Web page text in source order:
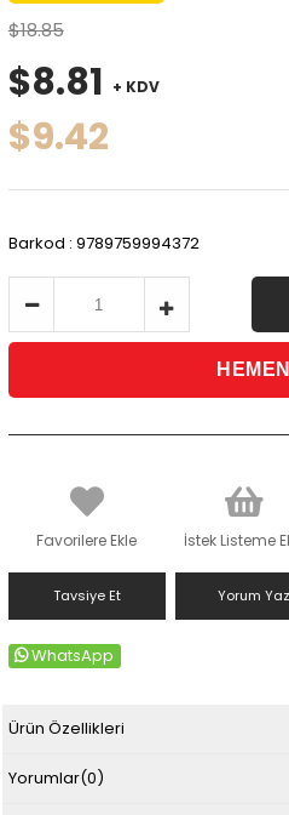
$18.85
$8.81 + KDV
$9.42
Barkod : 9789759994372
Favorilere Ekle İstek Listeme
Tavsiye Et Yorum Yaz
WhatsApp
Ürün Özellikleri
Yorumlar(0)